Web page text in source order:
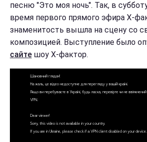
песню "Это моя ночь". Так, в
время первого прямого эфира Х-
знаменитость вышла на сцену со
композицией. Выступление было
сайте шоу Х-фактор.